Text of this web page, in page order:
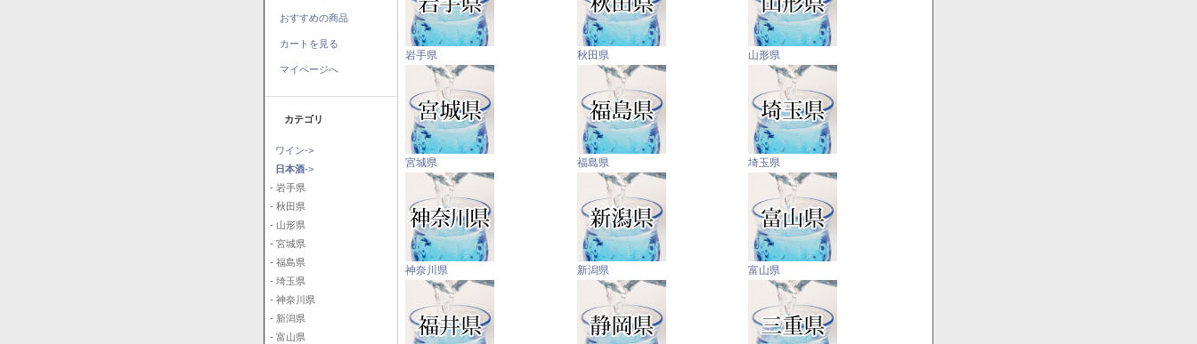
おすすめの商品
カートを見る
マイページへ
カテゴリ
ワイン->
日本酒->
- 岩手県
- 秋田県
- 山形県
- 宮城県
- 福島県
- 埼玉県
- 神奈川県
- 新潟県
- 富山県
岩手県 秋田県 山形県
宮城県 福島県 埼玉県
神奈川県 新潟県 富山県